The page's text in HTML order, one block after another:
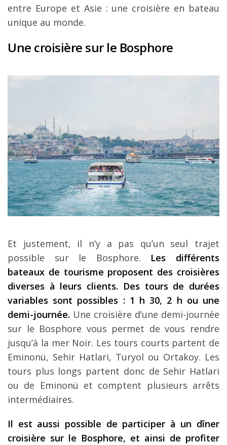
entre Europe et Asie : une croisière en bateau
unique au monde.
Une croisière sur le Bosphore
Et justement, il n’y a pas qu’un seul trajet
possible sur le Bosphore. Les différents
bateaux de tourisme proposent des croisières
diverses à leurs clients. Des tours de durées
variables sont possibles : 1 h 30, 2 h ou une
demi-journée. Une croisière d’une demi-journée
sur le Bosphore vous permet de vous rendre
jusqu’à la mer Noir. Les tours courts partent de
Eminonü, Sehir Hatlari, Turyol ou Ortakoy. Les
tours plus longs partent donc de Sehir Hatlari
ou de Eminonü et comptent plusieurs arrêts
intermédiaires.
Il est aussi possible de participer à un dîner
croisière sur le Bosphore, et ainsi de profiter